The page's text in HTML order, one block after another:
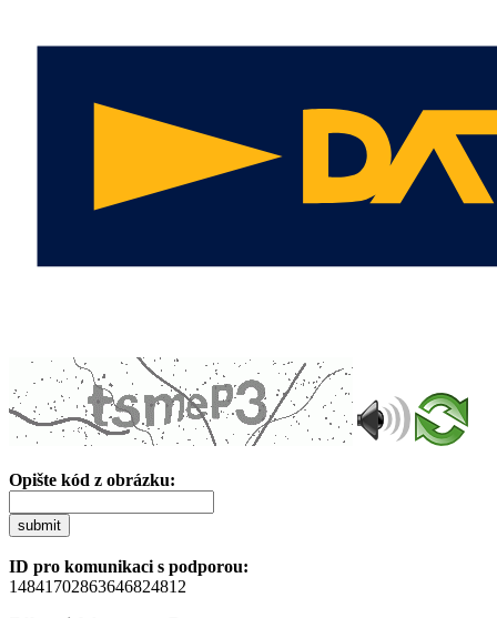
Opište kód z obrázku:
submit
ID pro komunikaci s podporou:
14841702863646824812